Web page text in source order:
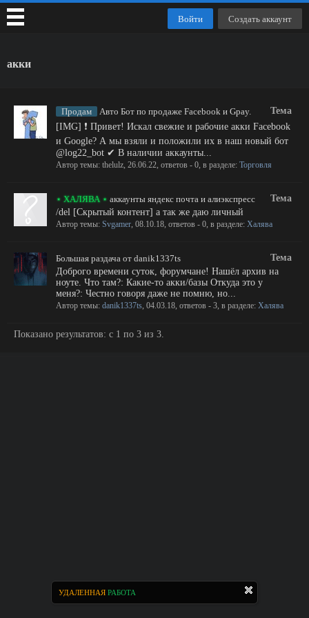
УДАЛЕННАЯ РАБОТА
акки
Тема
Продам
Авто Бот по продаже Facebook и Gpay.
[IMG] ❗ Привет! Искал свежие и рабочие акки Facebook
и Google? А мы взяли и положили их в наш новый бот
@log22_bot ✔ В наличии аккаунты...
Автор темы: thelulz, 26.06.22, ответов - 0, в разделе: Торговля
Тема
⋆ ХАЛЯВА ⋆ аккаунты яндекс почта и алиэкспресс
/del [Скрытый контент] а так же даю личный
Автор темы: Svgamer, 08.10.18, ответов - 0, в разделе: Халява
Тема
Большая раздача от danik1337ts
Доброго времени суток, форумчане! Нашёл архив на
ноуте. Что там?: Какие-то акки/базы Откуда это у
меня?: Честно говоря даже не помню, но...
Автор темы: danik1337ts, 04.03.18, ответов - 3, в разделе: Халява
Показано результатов: с 1 по 3 из 3.
Войти Создать аккаунт